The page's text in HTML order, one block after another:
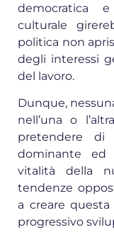
democratica
culturale
politica non
degli interessi
del lavoro.
Dunque,
nell’una o
pretendere di
dominante ed
vitalità della
tendenze
a creare
progressivo